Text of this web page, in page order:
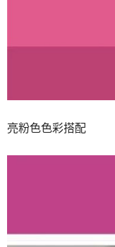
亮粉色色彩搭配